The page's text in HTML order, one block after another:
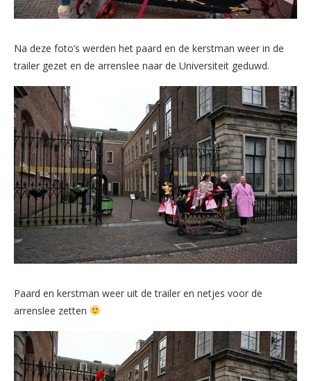
Na deze foto’s werden het paard en de kerstman weer in de
trailer gezet en de arrenslee naar de Universiteit geduwd.
Paard en kerstman weer uit de trailer en netjes voor de
arrenslee zetten